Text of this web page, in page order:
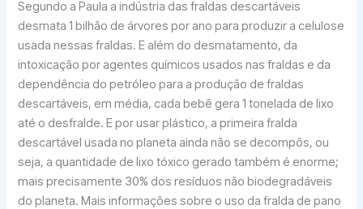
Segundo a Paula a indústria das fraldas descartáveis
desmata 1 bilhão de árvores por ano para produzir a celulose
usada nessas fraldas. E além do desmatamento, da
intoxicação por agentes químicos usados nas fraldas e da
dependência do petróleo para a produção de fraldas
descartáveis, em média, cada bebê gera 1 tonelada de lixo
até o desfralde. E por usar plástico, a primeira fralda
descartável usada no planeta ainda não se decompôs, ou
seja, a quantidade de lixo tóxico gerado também é enorme;
mais precisamente 30% dos resíduos não biodegradáveis
do planeta. Mais informações sobre o uso da fralda de pano